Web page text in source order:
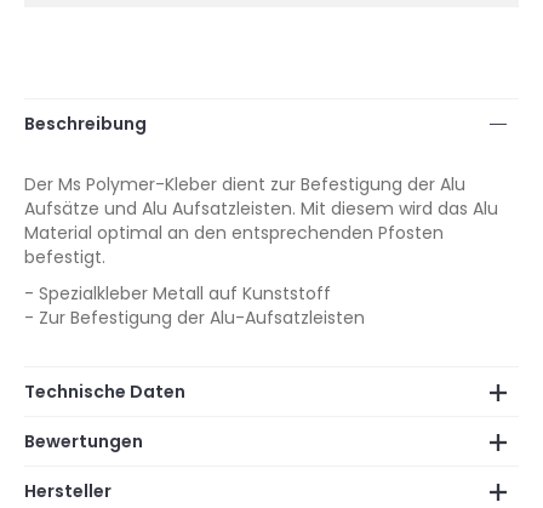
Beschreibung
Der Ms Polymer-Kleber dient zur Befestigung der Alu
Aufsätze und Alu Aufsatzleisten. Mit diesem wird das Alu
Material optimal an den entsprechenden Pfosten
befestigt.
- Spezialkleber Metall auf Kunststoff
- Zur Befestigung der Alu-Aufsatzleisten
Technische Daten
Bewertungen
Hersteller